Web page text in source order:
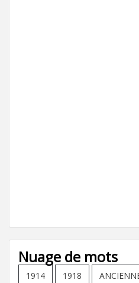
Nuage de mots
1914 1918